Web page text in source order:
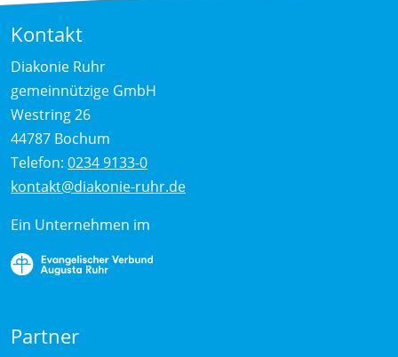
Kontakt
Diakonie Ruhr
gemeinnützige GmbH
Westring 26
44787 Bochum
Telefon: 0234 9133-0
kontakt@diakonie-ruhr.de
Ein Unternehmen im
Partner